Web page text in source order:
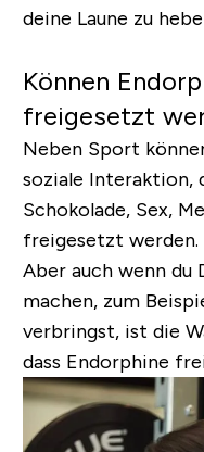
deine Laune zu
Können
freigesetzt
Neben Sport
soziale Interaktion,
Schokolade, Sex,
freigesetzt werden.
Aber auch wenn du
machen, zum
verbringst, ist die
dass Endorphine